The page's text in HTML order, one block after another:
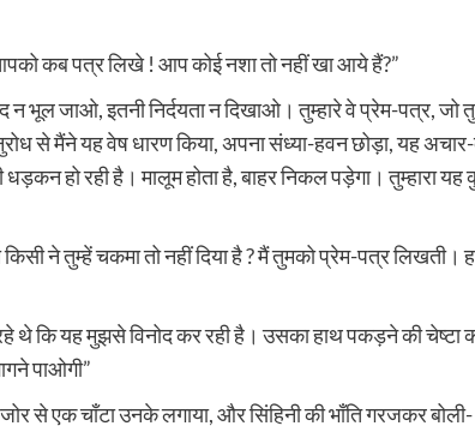
कब पत्र लिखे ! आप कोई नशा तो नहीं खा आये हैं?”
न भूल जाओ, इतनी निर्दयता न दिखाओ। तुम्हारे वे प्रेम-पत्र,
से मैंने यह वेष धारण किया, अपना संध्या-हवन छोड़ा, यह
हो रही है। मालूम होता है, बाहर निकल पड़ेगा। तुम्हारा यह
किसी ने तुम्हें चकमा तो नहीं दिया है ? मैं तुमको प्रेम-पत्र लिखती।
थे कि यह मुझसे विनोद कर रही है। उसका हाथ पकड़ने की चेष्टा
पाओगी”
से एक चाँटा उनके लगाया, और सिंहिनी की भाँति गरजकर बोली-